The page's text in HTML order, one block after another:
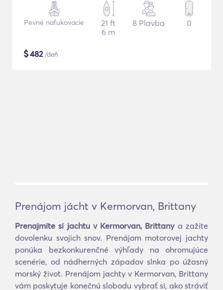
Pevné nafukovacie
21 ft
6 m
8 Plavba 0
$482/deň
Prenájom jácht v Kermorvan, Brittany
Prenajmite si jachtu v Kermorvan, Brittanya zažite
dovolenku svojich snov. Prenájom motorovej jachty
ponúka bezkonkurenčné výhľady na ohromujúce
scenérie, od nádherných západov slnka po úžasný
morský život. Prenájom jachty v Kermorvan, Brittany
vám poskytuje konečnú slobodu vybrať si, ako stráviť